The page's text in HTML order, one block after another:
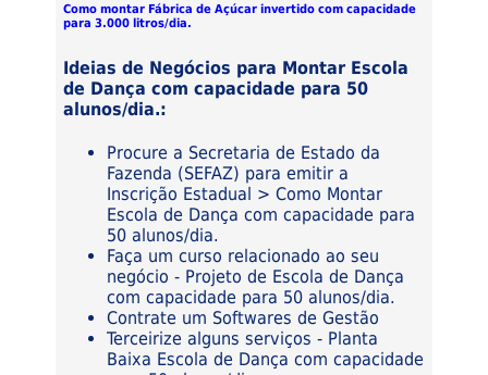
Como montar Fábrica de Açúcar invertido com capacidade
para 3.000 litros/dia.
Ideias de Negócios para Montar Escola
de Dança com capacidade para 50
alunos/dia.:
Procure a Secretaria de Estado da
Fazenda (SEFAZ) para emitir a
Inscrição Estadual > Como Montar
Escola de Dança com capacidade para
50 alunos/dia.
Faça um curso relacionado ao seu
negócio - Projeto de Escola de Dança
com capacidade para 50 alunos/dia.
Contrate um Softwares de Gestão
Terceirize alguns serviços - Planta
Baixa Escola de Dança com capacidade